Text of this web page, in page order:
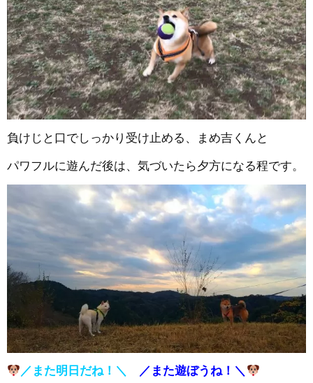
負けじと口でしっかり受け止める、まめ吉くんと
パワフルに遊んだ後は、気づいたら夕方になる程です。
／また明日だね！＼ ／また遊ぼうね！＼